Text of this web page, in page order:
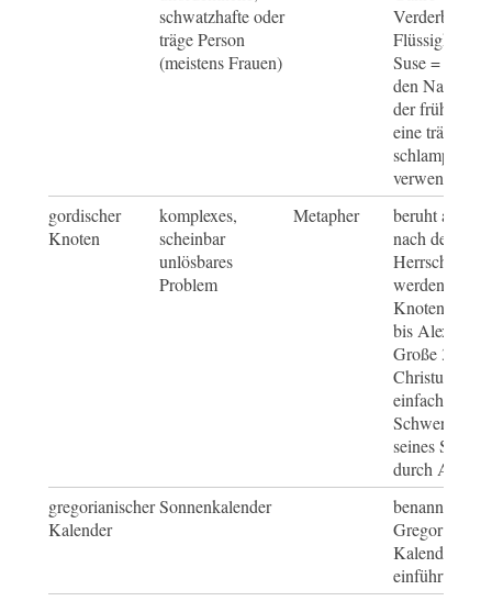
schwatzhafte oder
träge Person
(meistens Frauen)
Verderben
Flüssigkeiten
Suse =
den Namen
der früher
eine träge
schlampige
verwendet
gordischer
Knoten
komplexes,
scheinbar
unlösbares
Problem
Metapher
beruht auf
nach der
Herrscher
werden
Knoten lösen
bis Alexander
Große 333
Christus
einfach mit
Schwert
seines
durch Asien
gregorianischer
Kalender
Sonnenkalender
benannt nach
Gregor XIII.,
Kalender
einführte